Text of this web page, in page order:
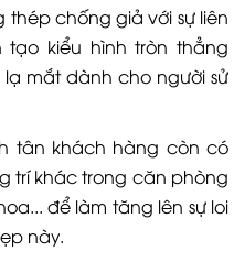
chống giả với sự liên
kiểu hình tròn thẳng
mắt dành cho người sử
tân khách hàng còn có
trí khác trong căn phòng
để làm tăng lên sự loi
này.